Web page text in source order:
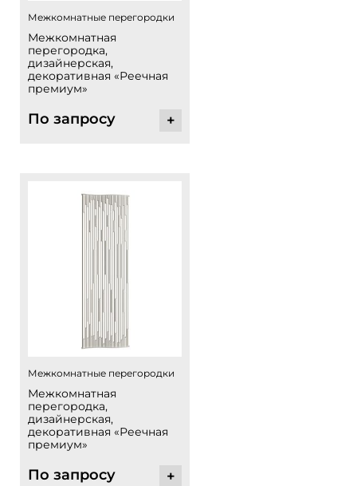
Межкомнатные перегородки
Межкомнатная
перегородка,
дизайнерская,
декоративная «Реечная
премиум»
По запросу +
Межкомнатные перегородки
Межкомнатная
перегородка,
дизайнерская,
декоративная «Реечная
премиум»
По запросу +